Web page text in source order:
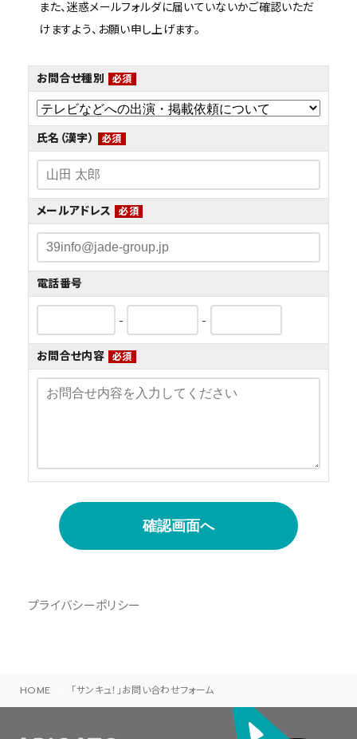
また、迷惑メールフォルダに届いていないかご確認いただ
けますよう、お願い申し上げます。
お問合せ種別 必須
氏名（漢字） 必須
メールアドレス 必須
電話番号
- -
お問合せ内容 必須
確認画面へ
プライバシーポリシー
HOME 「サンキュ！」お問い合わせフォーム